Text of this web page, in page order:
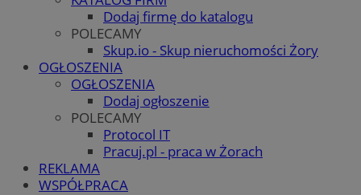
Dodaj firmę do katalogu
POLECAMY
Skup.io - Skup nieruchomości Żory
OGŁOSZENIA
OGŁOSZENIA
Dodaj ogłoszenie
POLECAMY
Protocol IT
Pracuj.pl - praca w Żorach
REKLAMA
WSPÓŁPRACA